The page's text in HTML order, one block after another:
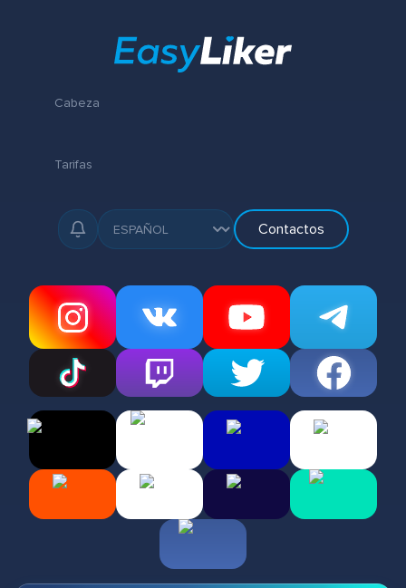
Cabeza
Tarifas
Contactos